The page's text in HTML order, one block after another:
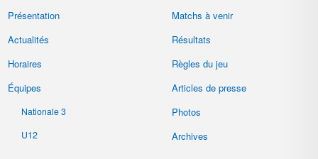
Présentation
Actualités
Horaires
Équipes
Nationale 3
U12
Matchs à venir
Résultats
Règles du jeu
Articles de presse
Photos
Archives